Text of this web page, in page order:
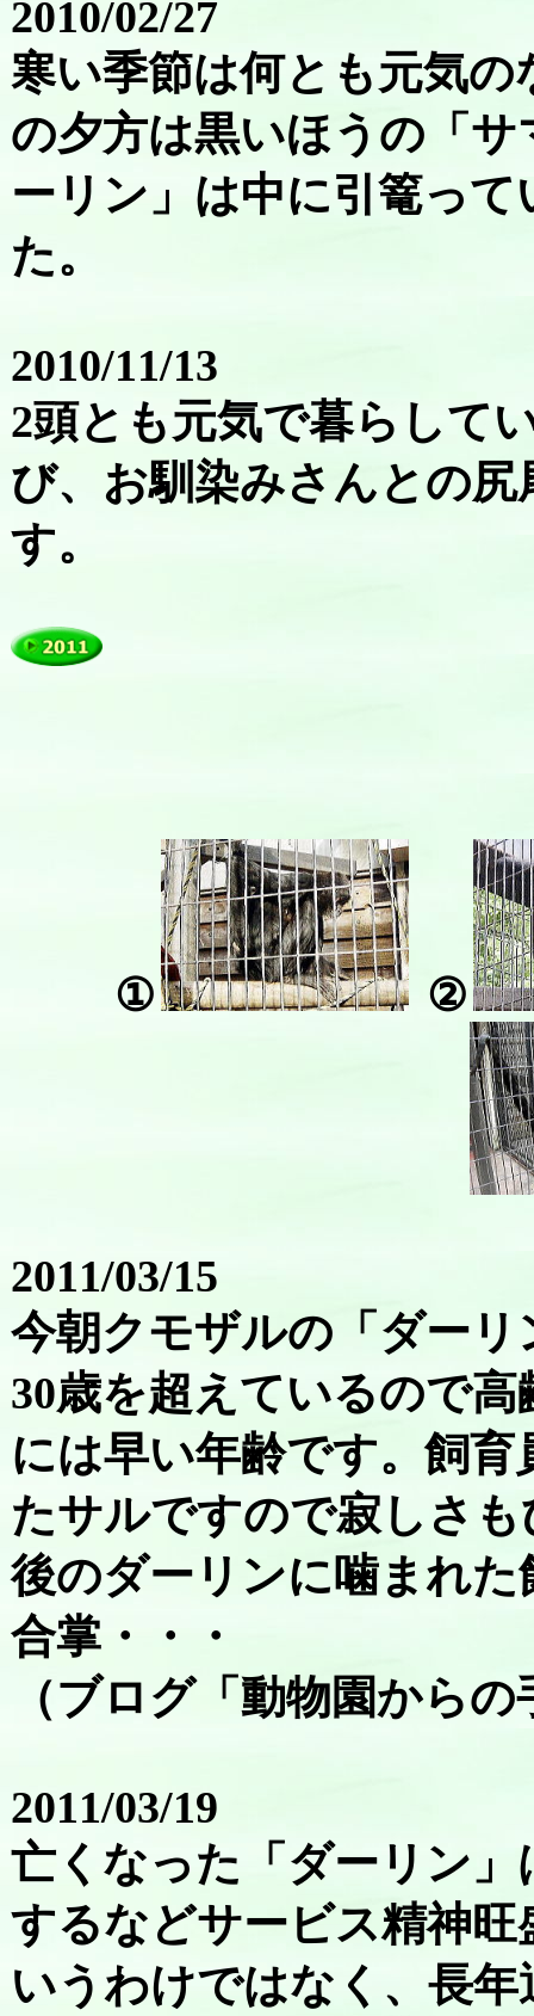
2010/02/27
寒い季節は何とも元気
の夕方は黒いほうの「
ーリン」は中に引篭っ
た。
2010/11/13
2頭とも元気で暮らして
び、お馴染みさんとの
す。
① ②
2011/03/15
今朝クモザルの「ダー
30歳を超えているので
には早い年齢です。飼
たサルですので寂しさ
後のダーリンに噛まれ
合掌・・・
（ブログ「動物園から
2011/03/19
亡くなった「ダーリン
するなどサービス精神
いうわけではなく、長